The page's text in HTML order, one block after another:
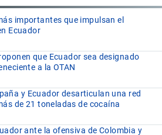
importantes que impulsan el
Ecuador
que Ecuador sea designado
a la OTAN
y Ecuador desarticulan una red
de 21 toneladas de cocaína
ante la ofensiva de Colombia y